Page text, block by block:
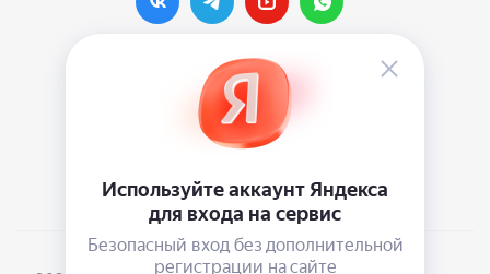
Наши контакты
info@vinylmarkt.ru